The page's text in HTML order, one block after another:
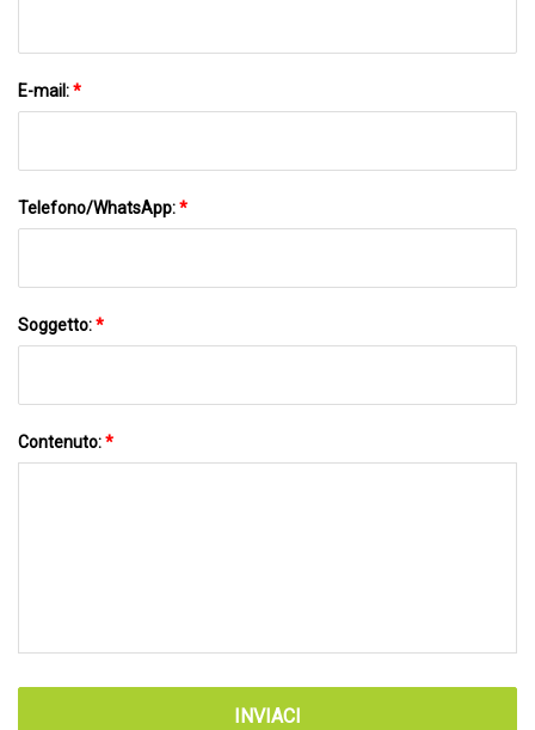
E-mail:*
Telefono/WhatsApp:*
Soggetto:*
Contenuto:*
INVIACI